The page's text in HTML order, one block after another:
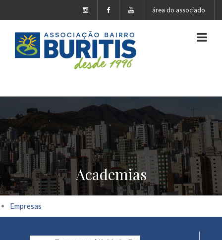
área do associado
Academias
Empresas